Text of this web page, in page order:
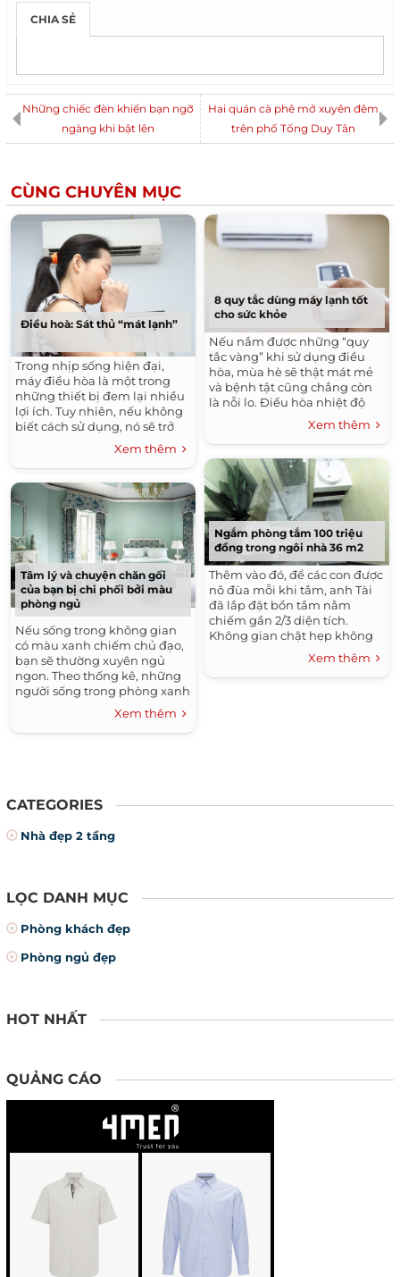
CHIA SẺ
Những chiếc đèn khiến bạn ngỡ
ngàng khi bật lên
Hai quán cà phê mở xuyên đêm
trên phố Tống Duy Tân
CÙNG CHUYÊN MỤC
Điều hoà: Sát thủ “mát lạnh”
Trong nhịp sống hiện đại,
máy điều hòa là một trong
những thiết bị đem lại nhiều
lợi ích. Tuy nhiên, nếu không
biết cách sử dụng, nó sẽ trở
thành mối nguy hiểm đối với
sức khoẻ con người. Thế nên,
hãy trở thành người tiêu
dùng thông thái để bảo vệ
mình cũng như những người
thân xung quanh nhé!
Xem thêm
Tâm lý và chuyện chăn gối
của bạn bị chi phối bởi màu
phòng ngủ
Nếu sống trong không gian
có màu xanh chiếm chủ đạo,
bạn sẽ thường xuyên ngủ
ngon. Theo thống kê, những
người sống trong phòng xanh
có giấc ngủ kéo dài 7 giờ 52
Xem thêm
8 quy tắc dùng máy lạnh tốt
cho sức khỏe
Nếu nắm được những “quy
tắc vàng” khi sử dụng điều
hòa, mùa hè sẽ thật mát mẻ
và bệnh tật cũng chẳng còn
là nỗi lo. Điều hòa nhiệt độ
đang ngày càng phổ biến
trong cuộc sống vì sự...
Xem thêm
Ngắm phòng tắm 100 triệu
đồng trong ngôi nhà 36 m2
Thêm vào đó, để các con được
nô đùa mỗi khi tắm, anh Tài
đã lắp đặt bồn tắm nằm
chiếm gần 2/3 diện tích.
Không gian chật hẹp không
thể lắp thêm bồn rửa tay
khiến mọi sinh hoạt trở nên
bất tiện.
Xem thêm
CATEGORIES
Nhà đẹp 2 tầng
LỌC DANH MỤC
Phòng khách đẹp
Phòng ngủ đẹp
HOT NHẤT
QUẢNG CÁO